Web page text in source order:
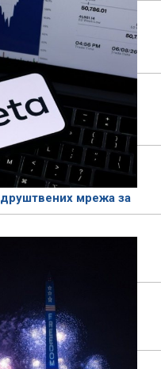
values
Done
мрежа за